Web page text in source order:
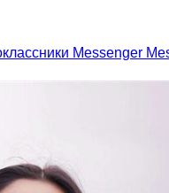
Messenger